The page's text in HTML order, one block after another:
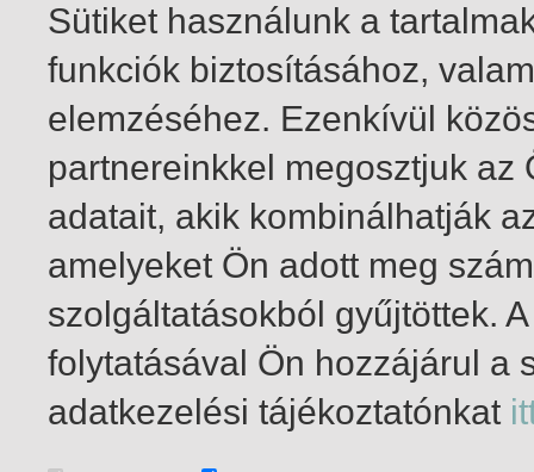
1-6 / insgesamt 6 Treffer
Sütiket használunk a
funkciók biztosításához,
elemzéséhez. Ezenkívül
partnereinkkel megosztjuk
adatait, akik kombinálhatják
amelyeket Ön adott meg
szolgáltatásokból gyűjtöttek.
folytatásával Ön hozzájárul a
adatkezelési tájékoztatónkat